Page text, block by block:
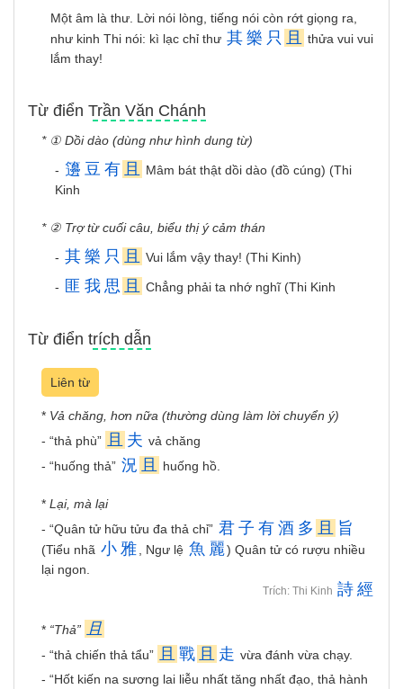
Một âm là thư. Lời nói lòng, tiếng nói còn rớt giọng ra,
như kinh Thi nói: kì lạc chỉ thư 其 樂 只 且
thửa vui vui
lắm thay!
Từ điển Trần Văn Chánh
* ① Dồi dào (dùng như hình dung từ)
- 籩 豆 有 且
Mâm bát thật dồi dào (đồ cúng) (Thi
Kinh
* ② Trợ từ cuối câu, biểu thị ý cảm thán
- 其 樂 只 且 Vui lắm vậy thay! (Thi Kinh)
- 匪 我 思 且 Chẳng phải ta nhớ nghĩ (Thi Kinh
Từ điển trích dẫn
Liên từ
* Vả chăng, hơn nữa (thường dùng làm lời chuyển ý)
- “thả phù”
且 夫 vả chăng
- “huống thả” 況 且 huống hồ.
* Lại, mà lại
- “Quân tử hữu tửu đa thả chỉ” 君 子 有 酒 多 且 旨
(Tiểu nhã 小 雅 , Ngư lệ 魚 麗) Quân tử có rượu nhiều
lại ngon.
Trích: Thi Kinh 詩 經
* “Thả” 且
- “thả chiến thả tẩu” 且 戰 且 走 vừa đánh vừa chạy.
- “Hốt kiến na sương lai liễu nhất tăng nhất đạo, thả hành